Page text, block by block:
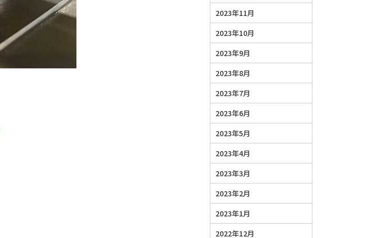
2023年11月
2023年10月
2023年9月
2023年8月
2023年7月
2023年6月
2023年5月
2023年4月
2023年3月
2023年2月
2023年1月
2022年12月